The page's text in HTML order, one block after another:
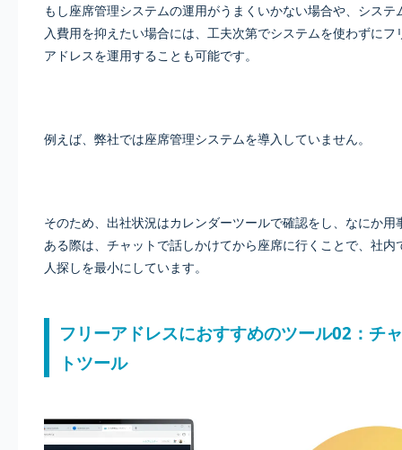
もし座席管理システムの運用がうまくいかない場合や、システ
入費用を抑えたい場合には、工夫次第でシステムを使わずにフ
アドレスを運用することも可能です。
例えば、弊社では座席管理システムを導入していません。
そのため、出社状況はカレンダーツールで確認をし、なにか用
ある際は、チャットで話しかけてから座席に行くことで、社内
人探しを最小にしています。
フリーアドレスにおすすめのツール02：チ
トツール